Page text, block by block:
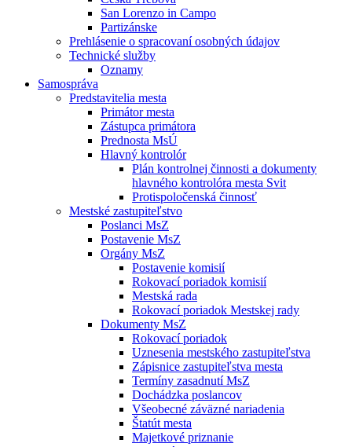
San Lorenzo in Campo
Partizánske
Prehlásenie o spracovaní osobných údajov
Technické služby
Oznamy
Samospráva
Predstavitelia mesta
Primátor mesta
Zástupca primátora
Prednosta MsÚ
Hlavný kontrolór
Plán kontrolnej činnosti a dokumenty
hlavného kontrolóra mesta Svit
Protispoločenská činnosť
Mestské zastupiteľstvo
Poslanci MsZ
Postavenie MsZ
Orgány MsZ
Postavenie komisií
Rokovací poriadok komisií
Mestská rada
Rokovací poriadok Mestskej rady
Dokumenty MsZ
Rokovací poriadok
Uznesenia mestského zastupiteľstva
Zápisnice zastupiteľstva mesta
Termíny zasadnutí MsZ
Dochádzka poslancov
Všeobecné záväzné nariadenia
Štatút mesta
Majetkové priznanie